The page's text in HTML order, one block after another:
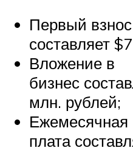
Первый взнос
составляет
Вложение в
бизнес
млн. рублей;
Ежемесячная
плата